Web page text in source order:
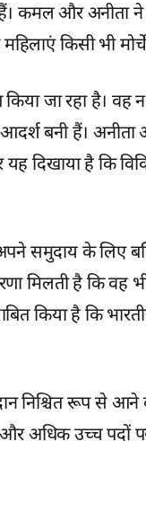
हैं। कमल और अनीता
किसी भी
जा रहा है। वह
बनी हैं।
यह दिखाया है कि
समुदाय के लिए
मिलती है कि
किया है कि
निश्चित रूप से
अधिक उच्च पदों